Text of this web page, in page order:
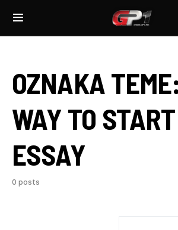
OZNAKA TEME:
WAY TO
ESSAY
0 posts